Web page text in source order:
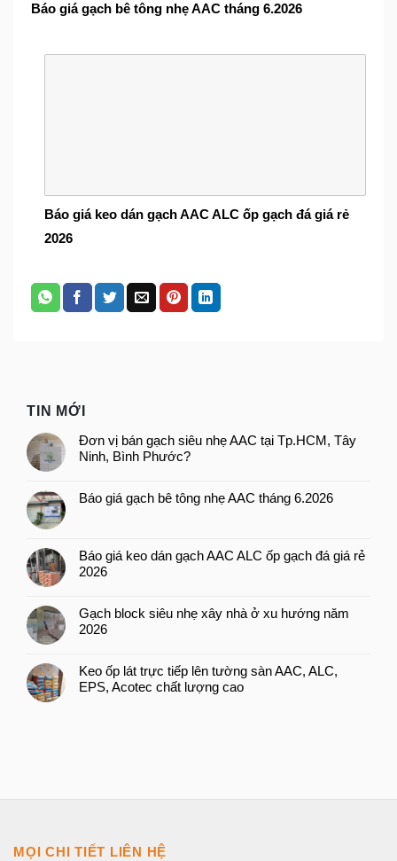
Báo giá gạch bê tông nhẹ AAC tháng 6.2026
Báo giá keo dán gạch AAC ALC ốp gạch đá giá rẻ
2026
TIN MỚI
Đơn vị bán gạch siêu nhẹ AAC tại Tp.HCM, Tây
Ninh, Bình Phước?
Báo giá gạch bê tông nhẹ AAC tháng 6.2026
Báo giá keo dán gạch AAC ALC ốp gạch đá giá rẻ
2026
Gạch block siêu nhẹ xây nhà ở xu hướng năm
2026
Keo ốp lát trực tiếp lên tường sàn AAC, ALC,
EPS, Acotec chất lượng cao
MỌI CHI TIẾT LIÊN HỆ